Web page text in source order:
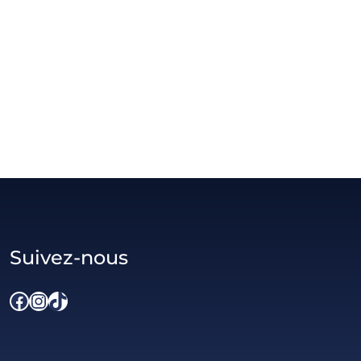
Suivez-nous
Facebook InstagramTikTok